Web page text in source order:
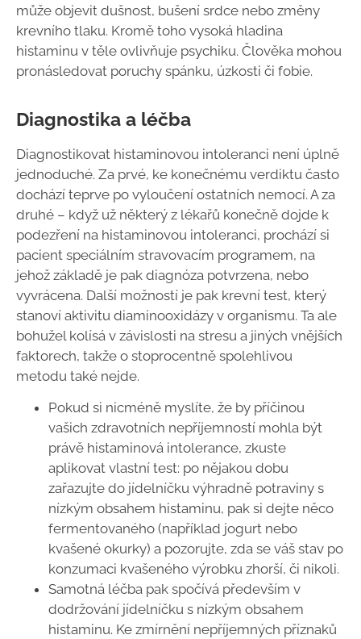
může objevit dušnost, bušení srdce nebo změny
krevního tlaku. Kromě toho vysoká hladina
histaminu v těle ovlivňuje psychiku. Člověka mohou
pronásledovat poruchy spánku, úzkosti či fobie.
Diagnostika a léčba
Diagnostikovat histaminovou intoleranci není úplně
jednoduché. Za prvé, ke konečnému verdiktu často
dochází teprve po vyloučení ostatních nemocí. A za
druhé – když už některý z lékařů konečně dojde k
podezření na histaminovou intoleranci, prochází si
pacient speciálním stravovacím programem, na
jehož základě je pak diagnóza potvrzena, nebo
vyvrácena. Další možností je pak krevní test, který
stanoví aktivitu diaminooxidázy v organismu. Ta ale
bohužel kolísá v závislosti na stresu a jiných vnějších
faktorech, takže o stoprocentně spolehlivou
metodu také nejde.
Pokud si nicméně myslíte, že by příčinou
vašich zdravotních nepříjemností mohla být
právě histaminová intolerance, zkuste
aplikovat vlastní test: po nějakou dobu
zařazujte do jídelníčku výhradně potraviny s
nízkým obsahem histaminu, pak si dejte něco
fermentovaného (například jogurt nebo
kvašené okurky) a pozorujte, zda se váš stav po
konzumaci kvašeného výrobku zhorší, či nikoli.
Samotná léčba pak spočívá především v
dodržování jídelníčku s nízkým obsahem
histaminu. Ke zmírnění nepříjemných příznaků